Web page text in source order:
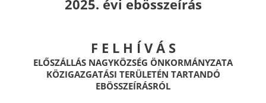
2025. évi ebösszeírás
F E L H Í V Á S
ELŐSZÁLLÁS NAGYKÖZSÉG ÖNKORMÁNYZATA
KÖZIGAZGATÁSI TERÜLETÉN TARTANDÓ
EBÖSSZEÍRÁSRÓL